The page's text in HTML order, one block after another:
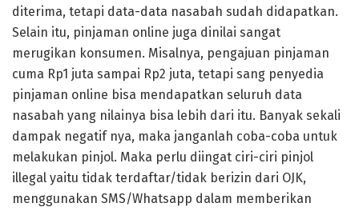
diterima, tetapi data-data nasabah sudah didapatkan.
Selain itu, pinjaman online juga dinilai sangat
merugikan konsumen. Misalnya, pengajuan pinjaman
cuma Rp1 juta sampai Rp2 juta, tetapi sang penyedia
pinjaman online bisa mendapatkan seluruh data
nasabah yang nilainya bisa lebih dari itu. Banyak sekali
dampak negatif nya, maka janganlah coba-coba untuk
melakukan pinjol. Maka perlu diingat ciri-ciri pinjol
illegal yaitu tidak terdaftar/tidak berizin dari OJK,
menggunakan SMS/Whatsapp dalam memberikan